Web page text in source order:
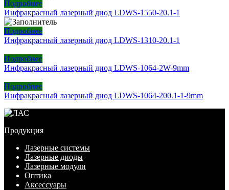
Подробнее
Инфракрасный лазерный диод LDWS-1550-20.1-1
Подробнее
Инфракрасный лазерный диод LDWS-1310-20.1-1
Подробнее
Инфракрасный лазерный диод LDWS-1064-2W-9mm
Подробнее
Инфракрасный лазерный диод LDWS-1064-200.1-1-9mm
Продукция
Лазерные системы
Лазерные диоды
Лазерные модули
Оптика
Аксессуары